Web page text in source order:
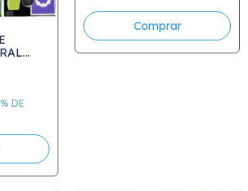
DE
Comprar